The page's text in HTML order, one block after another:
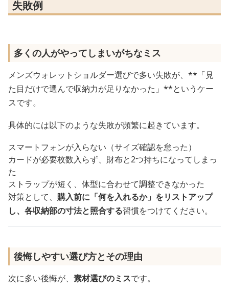
失敗例
多くの人がやってしまいがちなミス
メンズウォレットショルダー選びで多い失敗が、**「見
た目だけで選んで収納力が足りなかった」**というケー
スです。
具体的には以下のような失敗が頻繁に起きています。
スマートフォンが入らない（サイズ確認を怠った）
カードが必要枚数入らず、財布と2つ持ちになってしまっ
た
ストラップが短く、体型に合わせて調整できなかった
対策として、 購入前に「何を入れるか」をリストアップ
し、各収納部の寸法と照合する習慣をつけてください。
後悔しやすい選び方とその理由
次に多い後悔が、 素材選びのミスです。